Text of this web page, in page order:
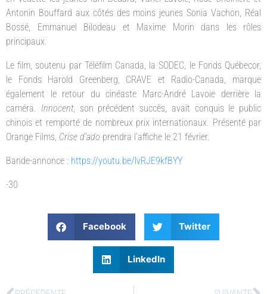
Antonin Bouffard aux côtés des moins jeunes Sonia Vachon, Réal
Bossé, Emmanuel Bilodeau et Maxime Morin dans les rôles
principaux.
Le film, soutenu par Téléfilm Canada, la SODEC, le Fonds Québecor,
le Fonds Harold Greenberg, CRAVE et Radio-Canada, marque
également le retour du cinéaste Marc-André Lavoie derrière la
caméra. Innocent, son précédent succès, avait conquis le public
chinois et remporté de nombreux prix internationaux. Présenté par
Orange Films, Crise d’ado prendra l’affiche le 21 février.
Bande-annonce : https://youtu.be/lvRJE9kfBYY
-30
Facebook Twitter
LinkedIn